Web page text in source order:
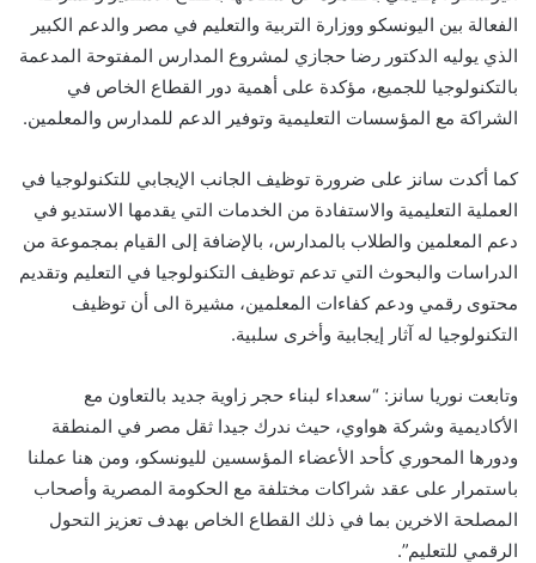
الفعالة بين اليونسكو ووزارة التربية والتعليم في مصر والدعم الكبير
الذي يوليه الدكتور رضا حجازي لمشروع المدارس المفتوحة المدعمة
بالتكنولوجيا للجميع، مؤكدة على أهمية دور القطاع الخاص في
الشراكة مع المؤسسات التعليمية وتوفير الدعم للمدارس والمعلمين.
كما أكدت سانز على ضرورة توظيف الجانب الإيجابي للتكنولوجيا في
العملية التعليمية والاستفادة من الخدمات التي يقدمها الاستديو في
دعم المعلمين والطلاب بالمدارس، بالإضافة إلى القيام بمجموعة من
الدراسات والبحوث التي تدعم توظيف التكنولوجيا في التعليم وتقديم
محتوى رقمي ودعم كفاءات المعلمين، مشيرة الى أن توظيف
التكنولوجيا له آثار إيجابية وأخرى سلبية.
وتابعت نوريا سانز: “سعداء لبناء حجر زاوية جديد بالتعاون مع
الأكاديمية وشركة هواوي، حيث ندرك جيدا ثقل مصر في المنطقة
ودورها المحوري كأحد الأعضاء المؤسسين لليونسكو، ومن هنا عملنا
باستمرار على عقد شراكات مختلفة مع الحكومة المصرية وأصحاب
المصلحة الاخرين بما في ذلك القطاع الخاص بهدف تعزيز التحول
الرقمي للتعليم”.